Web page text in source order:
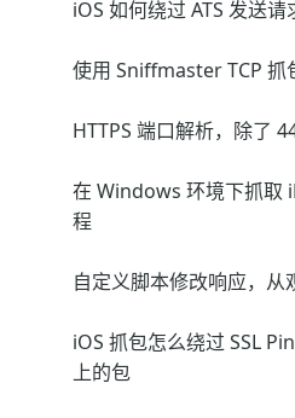
iOS 如何绕过 ATS 发送
使用 Sniffmaster TCP
HTTPS 端口解析，除了
在 Windows 环境下抓取
程
自定义脚本修改响应，
iOS 抓包怎么绕过 SSL
上的包